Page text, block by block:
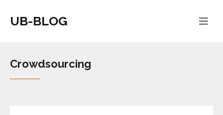
UB-BLOG
Crowdsourcing